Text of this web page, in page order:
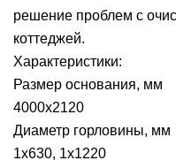
решение проблем с
коттеджей.
Характеристики:
Размер основания, мм
4000х2120
Диаметр горловины, мм
1х630, 1х1220